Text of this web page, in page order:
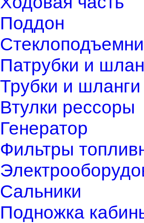
Поддон
Патрубки и
Трубки и шланги
Втулки рессоры
Генератор
Фильтры
Сальники
Подножка